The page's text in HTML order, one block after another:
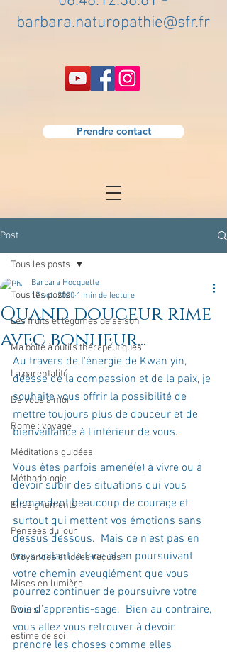
barbara.naturopathie@sfr.fr
Prendre contact
Post
Tous les posts
Les fruits et légumes de saison
Ma boîte à outils thérapeutiques
La parentalité
De vous à moi...
Rome : voyage
Méditations guidées
Méthodologie
Enseignements
Pensées du jour
Croyances et idées reçues
Mises en lumière
Divers
estime de soi
Tous les posts
Quand douceur rime
avec bonheur...
Barbara Hocquette
17 oct. 2020 1 min de lecture
Au travers de l'énergie de Kwan yin,
déesse de la compassion et de la paix, je
souhaite vous offrir la possibilité de
mettre toujours plus de douceur et de
bienveillance à l’intérieur de vous.
Vous êtes parfois amené(e) à vivre ou à
devoir subir des situations qui vous
demandent beaucoup de courage et
surtout qui mettent vos émotions sans
dessus dessous.  Mais ce n'est pas en
vous voilant la face et en poursuivant
votre chemin aveuglément que vous
pourrez continuer de poursuivre votre
voie d'apprentis-sage.  Bien au contraire,
vous allez vous retrouver à devoir
prendre les choses comme elles